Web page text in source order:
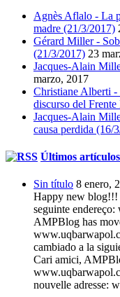
Agnès Aflalo - La
madre (21/3/2017)
Gérard Miller -
(21/3/2017) 23
Jacques-Alain
marzo, 2017
Christiane Alberti -
discurso del
Jacques-Alain
causa perdida (16/
Últimos
Sin título 8 enero,
Happy new blog!!!
seguinte
AMPBlog has
cambiado a la
Cari amici,
nouvelle adresse: